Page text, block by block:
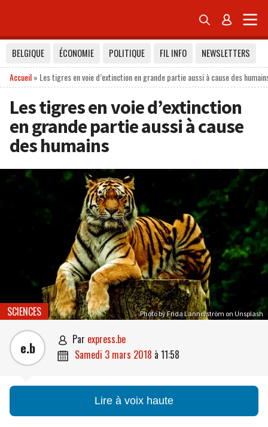
 
BELGIQUE ÉCONOMIE POLITIQUE FIL INFO
NEWSLETTERS
Accueil» Les tigres en voie d’extinction en grande partie aussi à cause des
Les tigres en voie d’extinction
en grande partie aussi à cause
des humains
Photo by Frida Lannerström on Unsplash
SCIENCES
e.b  par express.be
 samedi 3 mars 2018 à 11:58
Lire à voix haute